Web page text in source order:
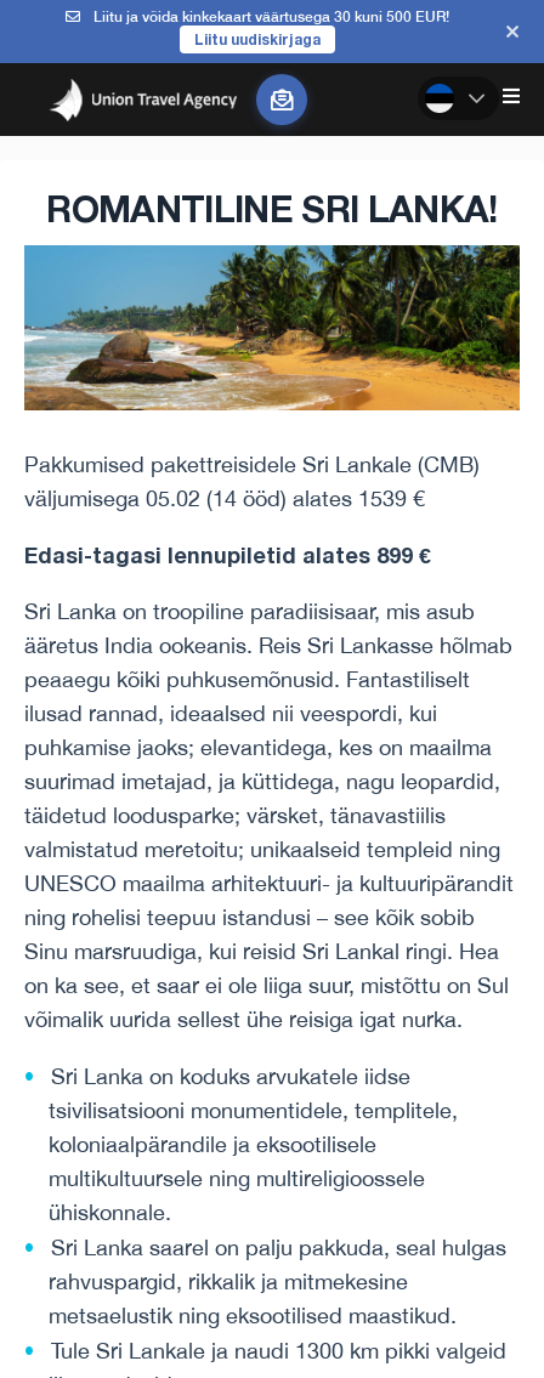
Liitu ja võida kinkekaart väärtusega 30 kuni 500 EUR!
Liitu uudiskirjaga
ROMANTILINE SRI LANKA!
Pakkumised pakettreisidele Sri Lankale (CMB)
väljumisega 05.02 (14 ööd) alates 1539 €
Edasi-tagasi lennupiletid alates 899 €
Sri Lanka on troopiline paradiisisaar, mis asub
ääretus India ookeanis. Reis Sri Lankasse hõlmab
peaaegu kõiki puhkusemõnusid. Fantastiliselt
ilusad rannad, ideaalsed nii veespordi, kui
puhkamise jaoks; elevantidega, kes on maailma
suurimad imetajad, ja küttidega, nagu leopardid,
täidetud loodusparke; värsket, tänavastiilis
valmistatud meretoitu; unikaalseid templeid ning
UNESCO maailma arhitektuuri- ja kultuuripärandit
ning rohelisi teepuu istandusi – see kõik sobib
Sinu marsruudiga, kui reisid Sri Lankal ringi. Hea
on ka see, et saar ei ole liiga suur, mistõttu on Sul
võimalik uurida sellest ühe reisiga igat nurka.
Sri Lanka on koduks arvukatele iidse
tsivilisatsiooni monumentidele, templitele,
koloniaalpärandile ja eksootilisele
multikultuursele ning multireligioossele
ühiskonnale.
Sri Lanka saarel on palju pakkuda, seal hulgas
rahvuspargid, rikkalik ja mitmekesine
metsaelustik ning eksootilised maastikud.
Tule Sri Lankale ja naudi 1300 km pikki valgeid